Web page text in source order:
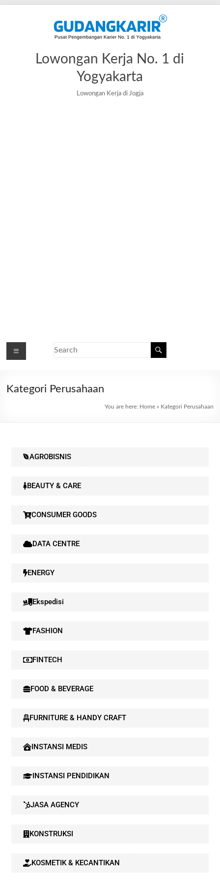
Lowongan Kerja No. 1 di
Yogyakarta
Lowongan Kerja di Jogja
Kategori Perusahaan
You are here: Home» Kategori Perusahaan
AGROBISNIS
BEAUTY & CARE
CONSUMER GOODS
DATA CENTRE
ENERGY
Ekspedisi
FASHION
FINTECH
FOOD & BEVERAGE
FURNITURE & HANDY CRAFT
INSTANSI MEDIS
INSTANSI PENDIDIKAN
JASA AGENCY
KONSTRUKSI
KOSMETIK & KECANTIKAN